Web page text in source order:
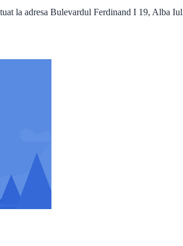
la adresa Bulevardul Ferdinand I 19, Alba